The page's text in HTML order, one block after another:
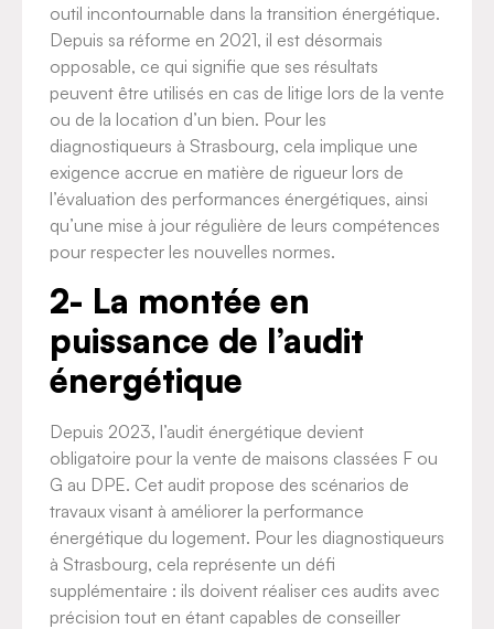
outil incontournable dans la transition énergétique.
Depuis sa réforme en 2021, il est désormais
opposable, ce qui signifie que ses résultats
peuvent être utilisés en cas de litige lors de la vente
ou de la location d’un bien. Pour les
diagnostiqueurs à Strasbourg, cela implique une
exigence accrue en matière de rigueur lors de
l’évaluation des performances énergétiques, ainsi
qu’une mise à jour régulière de leurs compétences
pour respecter les nouvelles normes.
2- La montée en
puissance de l’audit
énergétique
Depuis 2023, l’audit énergétique devient
obligatoire pour la vente de maisons classées F ou
G au DPE. Cet audit propose des scénarios de
travaux visant à améliorer la performance
énergétique du logement. Pour les diagnostiqueurs
à Strasbourg, cela représente un défi
supplémentaire : ils doivent réaliser ces audits avec
précision tout en étant capables de conseiller